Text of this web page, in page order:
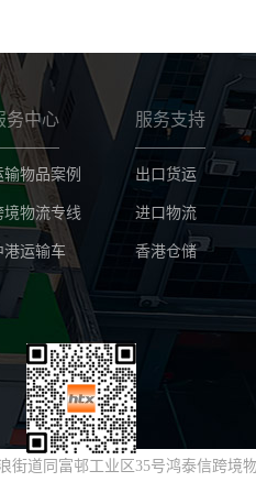
务中心
输物品案例
境物流专线
港运输车
服务支持
出口货运
进口物流
香港仓储
街道同富邨工业区35号鸿泰信跨境